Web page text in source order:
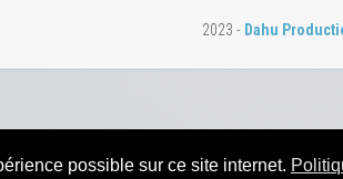
possible sur ce site internet.
2023 - Dahu